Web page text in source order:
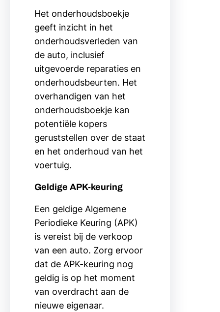
Het onderhoudsboekje
geeft inzicht in het
onderhoudsverleden van
de auto, inclusief
uitgevoerde reparaties en
onderhoudsbeurten. Het
overhandigen van het
onderhoudsboekje kan
potentiële kopers
geruststellen over de staat
en het onderhoud van het
voertuig.
Geldige APK-keuring
Een geldige Algemene
Periodieke Keuring (APK)
is vereist bij de verkoop
van een auto. Zorg ervoor
dat de APK-keuring nog
geldig is op het moment
van overdracht aan de
nieuwe eigenaar.